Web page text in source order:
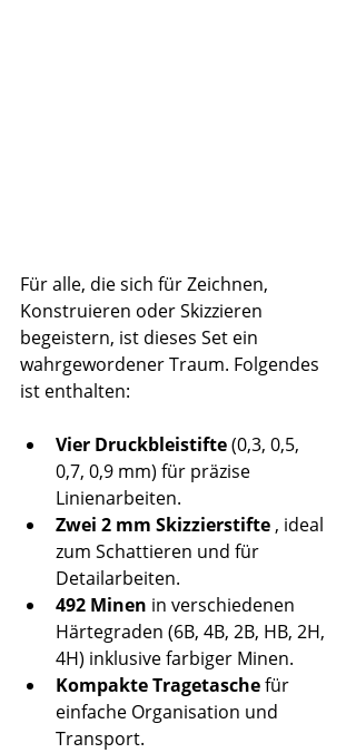
Für alle, die sich für Zeichnen,
Konstruieren oder Skizzieren
begeistern, ist dieses Set ein
wahrgewordener Traum. Folgendes
ist enthalten:
Vier Druckbleistifte (0,3, 0,5,
0,7, 0,9 mm) für präzise
Linienarbeiten.
Zwei 2 mm Skizzierstifte , ideal
zum Schattieren und für
Detailarbeiten.
492 Minen in verschiedenen
Härtegraden (6B, 4B, 2B, HB, 2H,
4H) inklusive farbiger Minen.
Kompakte Tragetasche für
einfache Organisation und
Transport.